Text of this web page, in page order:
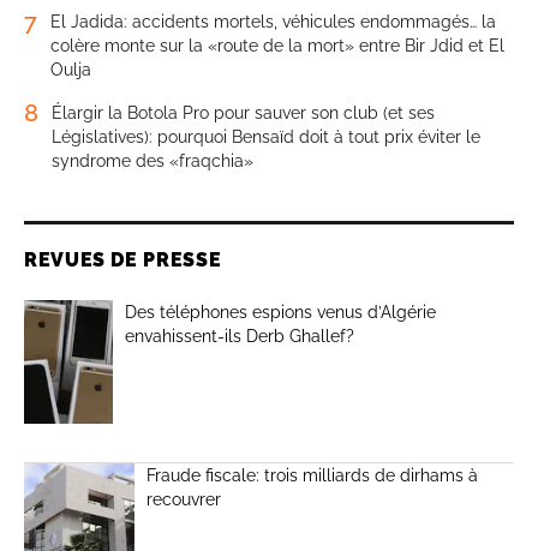
7
El Jadida: accidents mortels, véhicules endommagés… la
colère monte sur la «route de la mort» entre Bir Jdid et El
Oulja
8
Élargir la Botola Pro pour sauver son club (et ses
Législatives): pourquoi Bensaïd doit à tout prix éviter le
syndrome des «fraqchia»
REVUES DE PRESSE
Des téléphones espions venus d’Algérie
envahissent-ils Derb Ghallef?
Fraude fiscale: trois milliards de dirhams à
recouvrer